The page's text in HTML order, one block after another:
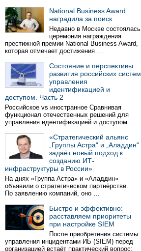
National Business Award
наградила за поиск
Недавно в Москве состоялась
церемония награждения
престижной премии National Business Award,
которая отмечает достижения …
Состояние и перспективы
развития российских систем
управления
идентификацией и
доступом. Часть 2
Российское vs иностранное Сравнивая
функционал отечественных решений для
управления идентификацией и доступом …
«Стратегический альянс
„Группы Астра“ и „Аладдин“
задаёт новый подход к
созданию ИТ-
инфраструктуры в России»
На днях «Группа Астра» и «Аладдин»
объявили о стратегическом партнёрстве.
По заявлению компаний, оно …
Быстро и эффективно:
расставляем приоритеты
при настройке SIEM
После приобретения системы
управления инцидентами ИБ (SIEM) перед
организацией встаёт практический вопрос: